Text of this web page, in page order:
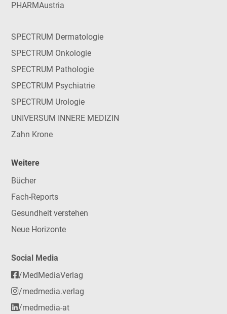
PHARMAustria
SPECTRUM Dermatologie
SPECTRUM Onkologie
SPECTRUM Pathologie
SPECTRUM Psychiatrie
SPECTRUM Urologie
UNIVERSUM INNERE MEDIZIN
Zahn Krone
Weitere
Bücher
Fach-Reports
Gesundheit verstehen
Neue Horizonte
Social Media
/MedMediaVerlag
/medmedia.verlag
/medmedia-at